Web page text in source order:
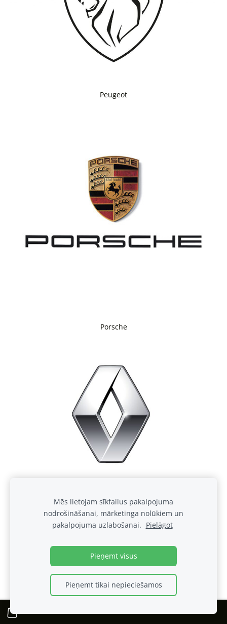
Peugeot
Porsche
Renault
Mēs lietojam sīkfailus pakalpojuma
nodrošināšanai, mārketinga nolūkiem un
pakalpojuma uzlabošanai. Pielāgot
Pieņemt visus
Pieņemt tikai nepieciešamos